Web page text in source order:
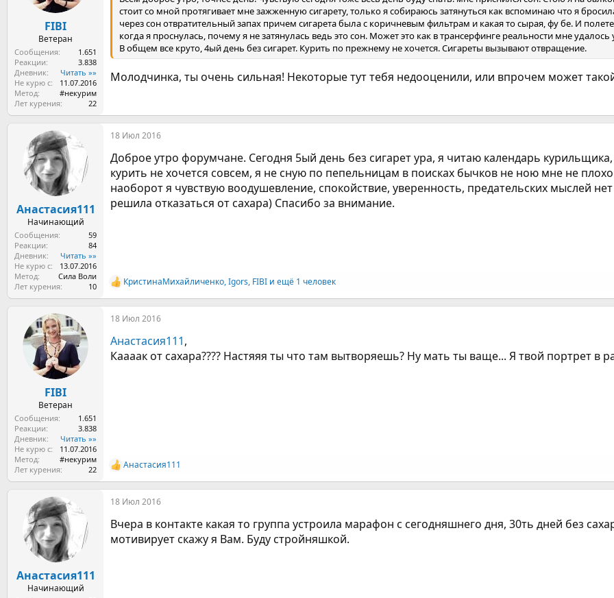
FIBI
Ветеран
Сообщения
1.651
Реакции
3.838
Дневник
Читать »»
Не курю с
11.07.2016
Метод
#некурим
Лет курения
22
стоит со мной протягивает мне зажженную сигарету, только я собираюсь затянуться как вспоминаю что я
через сон отвратительный запах причем сигарета была с коричневым фильтрам и какая то сырая, фу бе. И
когда я проснулась, почему я не затянулась ведь это сон. Может это как в трансерфинге реальности мне удалось
В общем все круто, 4ый день без сигарет. Курить по прежнему не хочется. Сигареты вызывают отвращение.
Молодчинка, ты очень сильная! Некоторые тут тебя недооценили, или впрочем может
Анастасия111
Начинающий
Сообщения
59
Реакции
84
Дневник
Читать »»
Не курю с
13.07.2016
Метод
Сила Воли
Лет курения
10
18 Июл 2016
Доброе утро форумчане. Сегодня 5ый день без сигарет ура, я читаю календарь
курить не хочется совсем, я не сную по пепельницам в поисках бычков не ною мне не
наоборот я чувствую воодушевление, спокойствие, уверенность, предательских мыслей
решила отказаться от сахара) Спасибо за внимание.
Р
е
а
к
и
и
:
КристинаМихайличенко,Igors, FIBI и ещё 1 человек
FIBI
Ветеран
Сообщения
1.651
Реакции
3.838
Дневник
Читать »»
Не курю с
11.07.2016
Метод
#некурим
Лет курения
22
18 Июл 2016
Анастасия111,
Каааак от сахара???? Настяяя ты что там вытворяешь? Ну мать ты ваще... Я твой портрет в
Р
е
а
к
и
и
:
Анастасия111
Анастасия111
Начинающий
18 Июл 2016
Вчера в контакте какая то группа устроила марафон с сегодняшнего дня, 30ть дней без
мотивирует скажу я Вам. Буду стройняшкой.